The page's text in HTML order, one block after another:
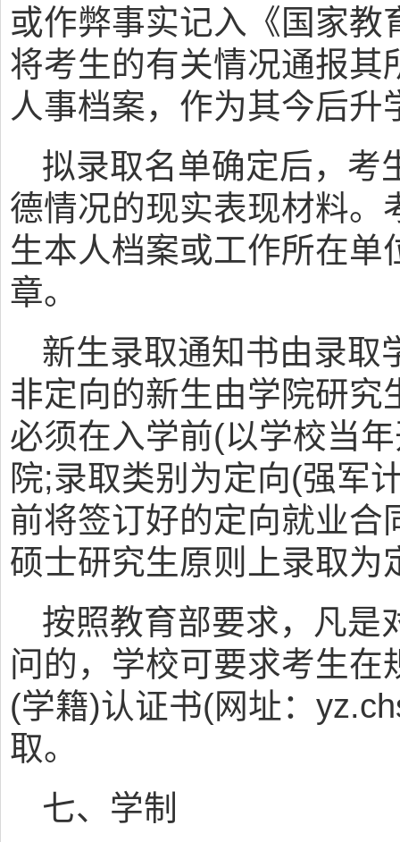
或作弊事实记入《国家教
将考生的有关情况通报其
人事档案，作为其今后
拟录取名单确定后，考
德情况的现实表现材料。
生本人档案或工作所在单
章。
新生录取通知书由录取
非定向的新生由学院研究
必须在入学前(以学校当
院;录取类别为定向(强军
前将签订好的定向就业合
硕士研究生原则上录取为
按照教育部要求，凡是
问的，学校可要求考生
(学籍)认证书(网址：
取。
七、学制